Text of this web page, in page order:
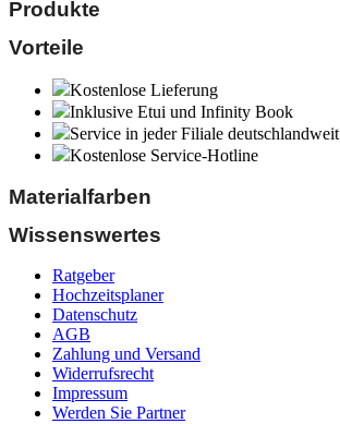
Produkte
Vorteile
Kostenlose Lieferung
Inklusive Etui und Infinity Book
Service in jeder Filiale deutschlandweit
Kostenlose Service-Hotline
Materialfarben
Wissenswertes
Ratgeber
Hochzeitsplaner
Datenschutz
AGB
Zahlung und Versand
Widerrufsrecht
Impressum
Werden Sie Partner